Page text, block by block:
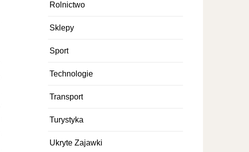
Rolnictwo
Sklepy
Sport
Technologie
Transport
Turystyka
Ukryte Zajawki